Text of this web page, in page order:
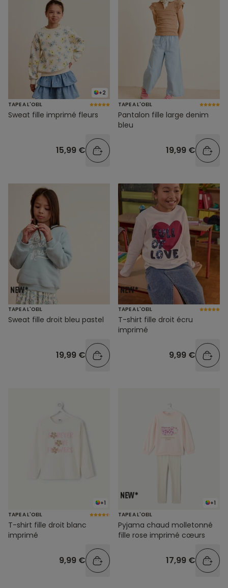
+2
TAPE A L'OEIL
Sweat fille imprimé fleurs
15,99 €
TAPE A L'OEIL
Pantalon fille large denim
bleu
19,99 €
TAPE A L'OEIL
Sweat fille droit bleu pastel
19,99 €
TAPE A L'OEIL
T-shirt fille droit écru
imprimé
9,99 €
+1
TAPE A L'OEIL
T-shirt fille droit blanc
imprimé
9,99 €
+1
TAPE A L'OEIL
Pyjama chaud molletonné
fille rose imprimé cœurs
17,99 €